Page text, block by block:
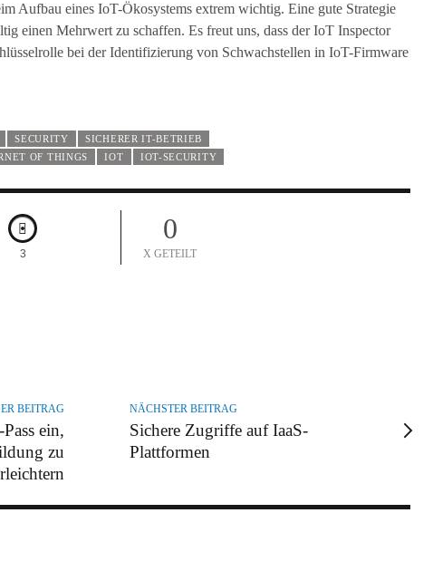
Aufbau eines IoT-Ökosystems extrem wichtig. Eine gute Strategie
einen Mehrwert zu schaffen. Es freut uns, dass der IoT Inspector
bei der Identifizierung von Schwachstellen in IoT-Firmware
SECURITY
SICHERER IT-BETRIEB
OF THINGS IOT IOT-SECURITY
3
0
X GETEILT
BEITRAG
ein,
zu
NÄCHSTER BEITRAG
Sichere Zugriffe auf IaaS-
Plattformen